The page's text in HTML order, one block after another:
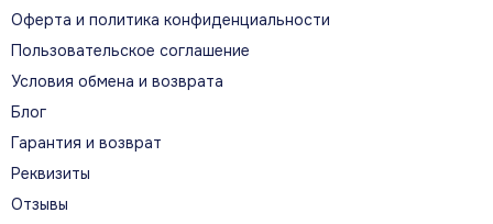
Оферта и политика конфиденциальности
Пользовательское соглашение
Условия обмена и возврата
Блог
Гарантия и возврат
Реквизиты
Отзывы